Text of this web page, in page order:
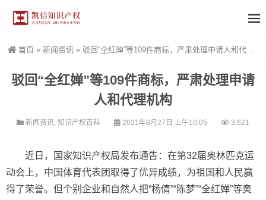
首页 » 新闻资讯 » 驳回“全红婵”等109件商标，严肃处理申请人和代理机构
驳回“全红婵”等109件商标，严肃处理申请
人和代理机构
新闻资讯, 知识产权百科 2021年8月27日 上午10:05 3,621
近日，国家知识产权局发布通告：在第32届奥林匹克运
动会上，中国体育代表团取得了优异成绩，为祖国和人民赢
得了荣誉。但个别企业和自然人把“杨倩”“陈梦”“全红婵”等奥